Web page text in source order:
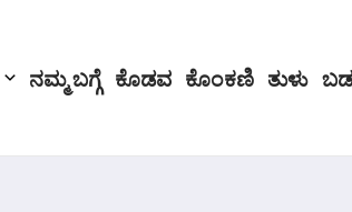
ನಮ್ಮ ಬಗ್ಗೆ ಕೊಡವ ಕೊಂಕಣಿ ತುಳು